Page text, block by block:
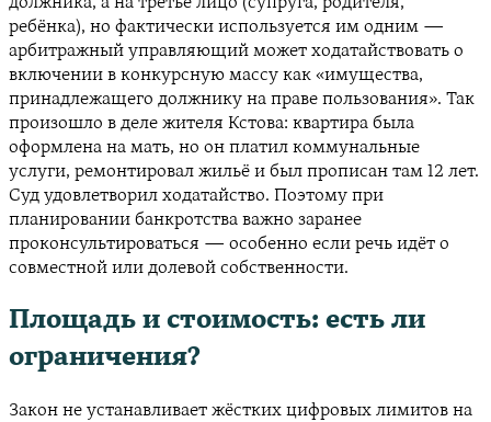
должника, а на третье лицо (супруга, родителя,
ребёнка), но фактически используется им одним —
арбитражный управляющий может ходатайствовать о
включении в конкурсную массу как «имущества,
принадлежащего должнику на праве пользования». Так
произошло в деле жителя Кстова: квартира была
оформлена на мать, но он платил коммунальные
услуги, ремонтировал жильё и был прописан там 12 лет.
Суд удовлетворил ходатайство. Поэтому при
планировании банкротства важно заранее
проконсультироваться — особенно если речь идёт о
совместной или долевой собственности.
Площадь и стоимость: есть ли
ограничения?
Закон не устанавливает жёстких цифровых лимитов на